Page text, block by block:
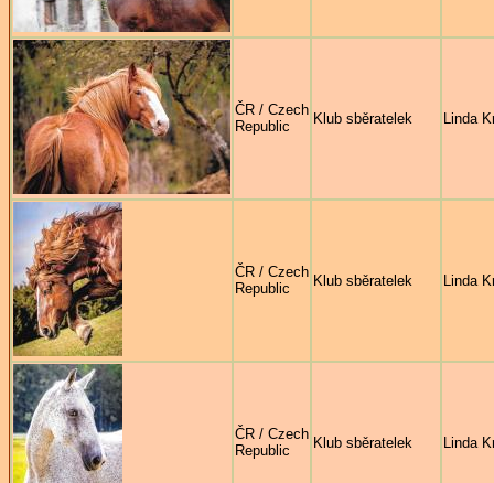
ČR / Czech
Republic
Klub sběratelek Linda
ČR / Czech
Republic
Klub sběratelek Linda
ČR / Czech
Republic
Klub sběratelek Linda